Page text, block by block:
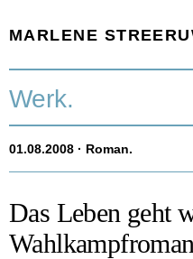
MARLENE
Timeline.
Texte.
Aktuell.
Werk.
01.08.2008 · Roman.
Das Leben geht